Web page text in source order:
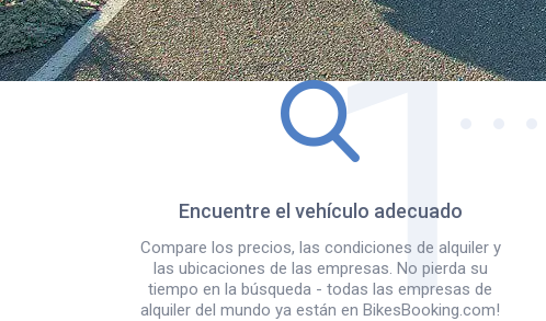
Encuentre el vehículo adecuado
Compare los precios, las condiciones de alquiler y
las ubicaciones de las empresas. No pierda su
tiempo en la búsqueda - todas las empresas de
alquiler del mundo ya están en BikesBooking.com!